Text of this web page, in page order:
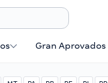
Gran Aprovados